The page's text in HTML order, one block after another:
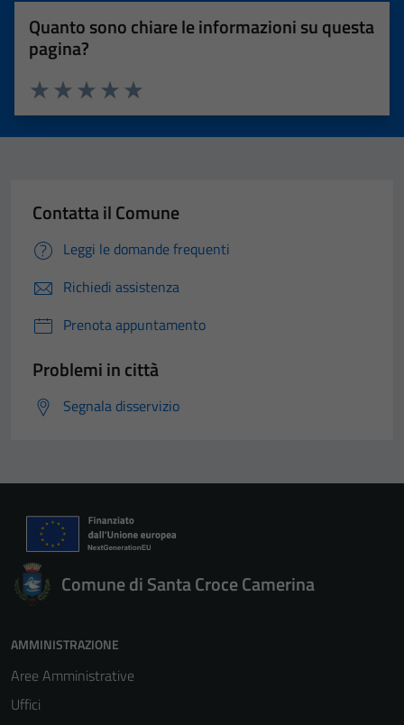
Quanto sono chiare le informazioni su questa
pagina?
Valuta 5 stelle su 5
Valuta 4 stelle su 5
Valuta 3 stelle su 5
Valuta 2 stelle su 5
Valuta 1 stelle su 5
Contatta il Comune
Leggi le domande frequenti
Richiedi assistenza
Prenota appuntamento
Problemi in città
Segnala disservizio
Comune di Santa Croce Camerina
AMMINISTRAZIONE
Aree Amministrative
Uffici